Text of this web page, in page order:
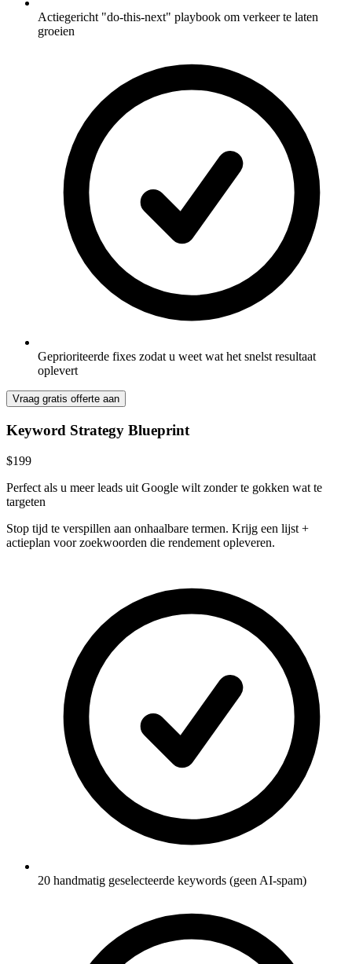
Actiegericht "do-this-next" playbook om verkeer te laten
groeien
Geprioriteerde fixes zodat u weet wat het snelst resultaat
oplevert
Vraag gratis offerte aan
Keyword Strategy Blueprint
$199
Perfect als u meer leads uit Google wilt zonder te gokken wat te
targeten
Stop tijd te verspillen aan onhaalbare termen. Krijg een lijst +
actieplan voor zoekwoorden die rendement opleveren.
20 handmatig geselecteerde keywords (geen AI-spam)